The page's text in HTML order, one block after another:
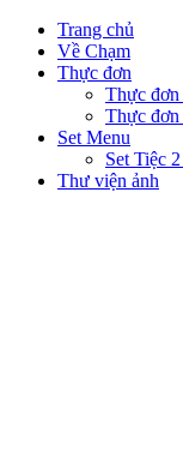
Trang chủ
Về Chạm
Thực đơn
Thực
Thực
Set Menu
Set Tiệc
Thư viện ảnh